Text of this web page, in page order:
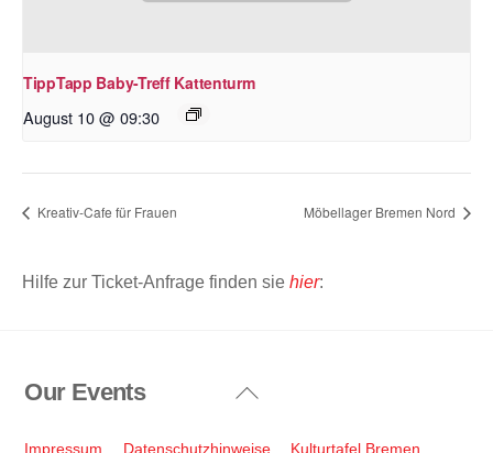
TippTapp Baby-Treff Kattenturm
August 10 @ 09:30
Kreativ-Cafe für Frauen Möbellager Bremen Nord
Hilfe zur Ticket-Anfrage finden sie hier:
Back
Top
Our Events
Impressum Datenschutzhinweise Kulturtafel Bremen